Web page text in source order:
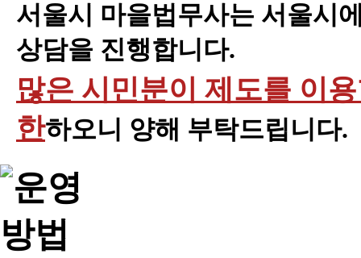
서울시 마을법무사는 서울시
상담을 진행합니다.
많은 시민분이 제도를 이
한하오니 양해 부탁드립니다.